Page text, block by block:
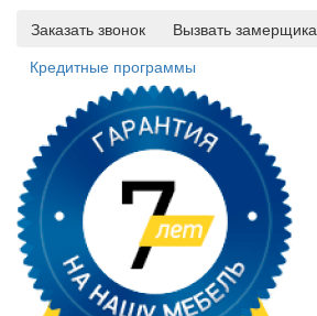
Заказать звонок
Вызвать замерщика
Кредитные программы